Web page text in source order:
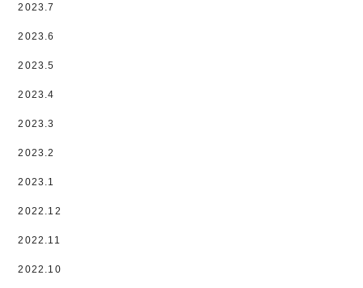
2023.7
2023.6
2023.5
2023.4
2023.3
2023.2
2023.1
2022.12
2022.11
2022.10